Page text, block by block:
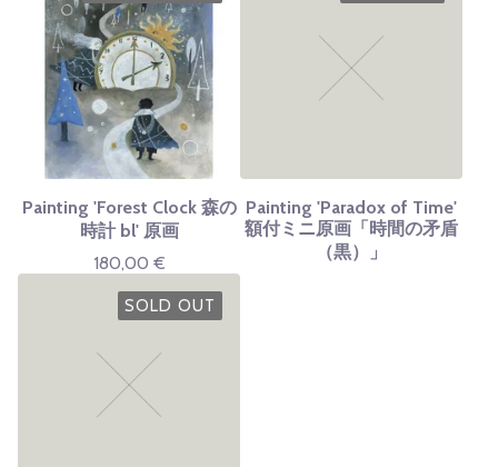
Painting 'Forest Clock 森の
時計 bl' 原画
180,00 €
Painting 'Paradox of Time'
額付ミニ原画「時間の矛盾
（黒）」
SOLD OUT